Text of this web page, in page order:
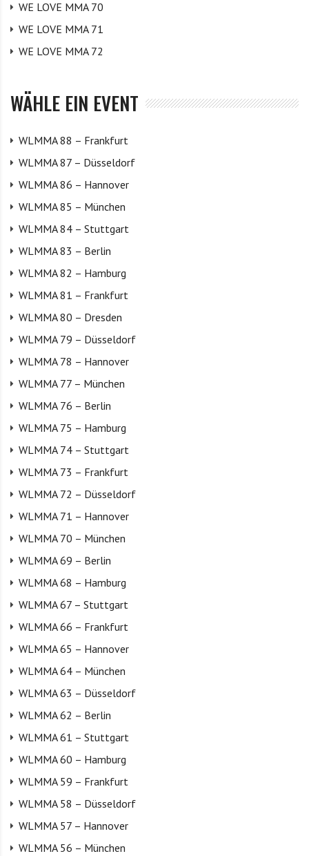
WE LOVE MMA 70
WE LOVE MMA 71
WE LOVE MMA 72
WÄHLE EIN EVENT
WLMMA 88 – Frankfurt
WLMMA 87 – Düsseldorf
WLMMA 86 – Hannover
WLMMA 85 – München
WLMMA 84 – Stuttgart
WLMMA 83 – Berlin
WLMMA 82 – Hamburg
WLMMA 81 – Frankfurt
WLMMA 80 – Dresden
WLMMA 79 – Düsseldorf
WLMMA 78 – Hannover
WLMMA 77 – München
WLMMA 76 – Berlin
WLMMA 75 – Hamburg
WLMMA 74 – Stuttgart
WLMMA 73 – Frankfurt
WLMMA 72 – Düsseldorf
WLMMA 71 – Hannover
WLMMA 70 – München
WLMMA 69 – Berlin
WLMMA 68 – Hamburg
WLMMA 67 – Stuttgart
WLMMA 66 – Frankfurt
WLMMA 65 – Hannover
WLMMA 64 – München
WLMMA 63 – Düsseldorf
WLMMA 62 – Berlin
WLMMA 61 – Stuttgart
WLMMA 60 – Hamburg
WLMMA 59 – Frankfurt
WLMMA 58 – Düsseldorf
WLMMA 57 – Hannover
WLMMA 56 – München